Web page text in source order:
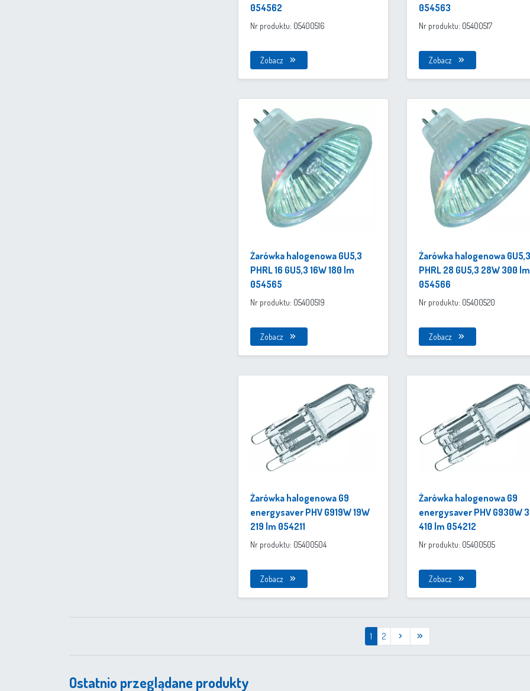
054562
Nr produktu: 05400516
Zobacz
054563
Nr produktu: 05400517
Zobacz
Żarówka halogenowa GU5,3
PHRL 16 GU5,3 16W 180 lm
054565
Nr produktu: 05400519
Zobacz
Żarówka halogenowa GU5,3
PHRL 28 GU5,3 28W 300 lm
054566
Nr produktu: 05400520
Zobacz
Żarówka halogenowa G9
energysaver PHV G919W 19W
219 lm 054211
Nr produktu: 05400504
Zobacz
Żarówka halogenowa G9
energysaver PHV G930W
410 lm 054212
Nr produktu: 05400505
Zobacz
1 2
Ostatnio przeglądane produkty